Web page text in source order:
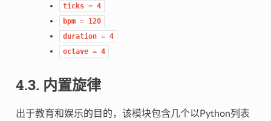
ticks = 4
bpm = 120
duration = 4
octave = 4
4.3. 内置旋律
出于教育和娱乐的目的，该模块包含几个以Python列表